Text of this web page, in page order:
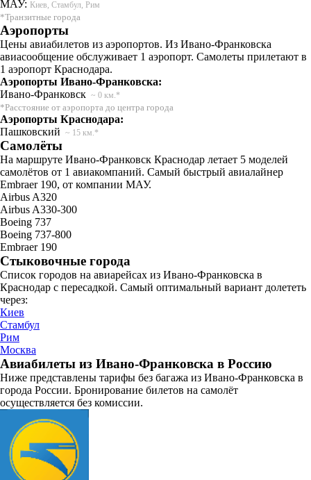
МАУ: Киев, Стамбул, Рим
*Транзитные города
Аэропорты
Цены авиабилетов из аэропортов. Из Ивано-Франковска
авиасообщение обслуживает 1 аэропорт. Самолеты прилетают в
1 аэропорт Краснодара.
Аэропорты Ивано-Франковска:
Ивано-Франковск ~ 0 км.*
*Расстояние от аэропорта до центра города
Аэропорты Краснодара:
Пашковский ~ 15 км.*
Самолёты
На маршруте Ивано-Франковск Краснодар летает 5 моделей
самолётов от 1 авиакомпаний. Самый быстрый авиалайнер
Embraer 190, от компании МАУ.
Airbus A320
Airbus A330-300
Boeing 737
Boeing 737-800
Embraer 190
Стыковочные города
Список городов на авиарейсах из Ивано-Франковска в
Краснодар с пересадкой. Самый оптимальный вариант долететь
через:
Киев
Стамбул
Рим
Москва
Авиабилеты из Ивано-Франковска в Россию
Ниже представлены тарифы без багажа из Ивано-Франковска в
города России. Бронирование билетов на самолёт
осуществляется без комиссии.